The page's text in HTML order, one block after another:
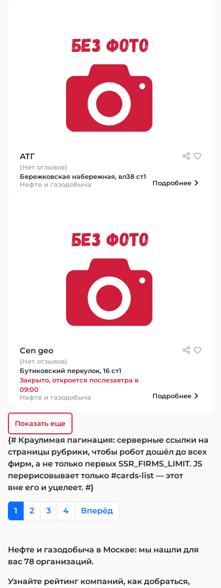
АТГ
(Нет отзывов)
Бережковская набережная, вл38 ст1
Нефте и газодобыча
Подробнее
Cen geo
(Нет отзывов)
Бутиковский переулок, 16 ст1
Закрыто, откроется послезавтра в
09:00
Нефте и газодобыча
Подробнее
Показать еще
{# Краулимая пагинация: серверные ссылки на
страницы рубрики, чтобы робот дошёл до всех
фирм, а не только первых SSR_FIRMS_LIMIT. JS
перерисовывает только #cards-list — этот
вне его и уцелеет. #}
1 2 3 4 Вперёд
Нефте и газодобыча в Москве: мы нашли для
вас 78 организаций.
Узнайте рейтинг компаний, как добраться,